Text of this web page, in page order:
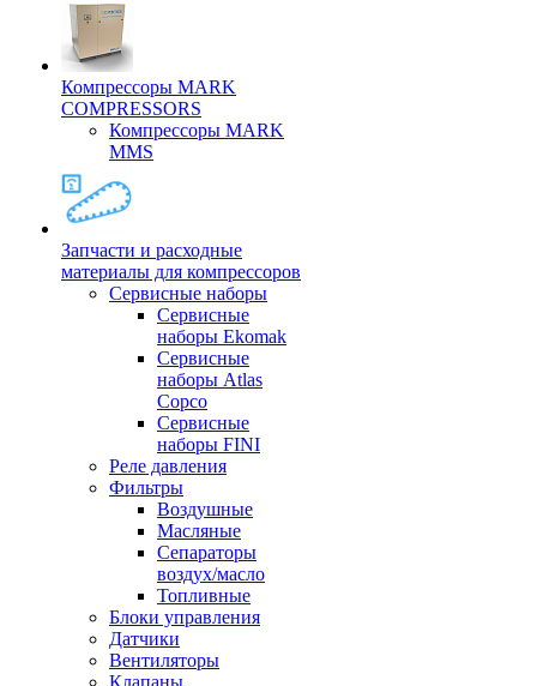
Компрессоры MARK
COMPRESSORS
Компрессоры MARK
MMS
Запчасти и расходные
материалы для компрессоров
Cервисные наборы
Сервисные
наборы Ekomak
Cервисные
наборы Atlas
Copco
Сервисные
наборы FINI
Реле давления
Фильтры
Воздушные
Масляные
Сепараторы
воздух/масло
Топливные
Блоки управления
Датчики
Вентиляторы
Клапаны